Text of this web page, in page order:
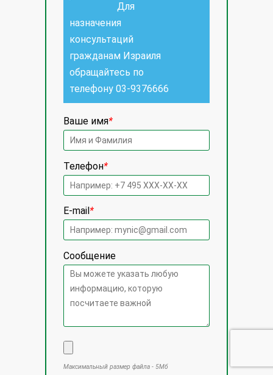
Для
назначения
консультаций
гражданам Израиля
обращайтесь по
телефону 03-9376666
Ваше имя*
Телефон*
E-mail *
Сообщение
Максимальный размер файла - 5Мб